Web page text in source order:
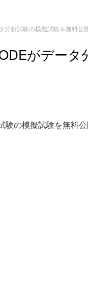
析試験の模擬試験を無料公
がデータ
の模擬試験を無料公